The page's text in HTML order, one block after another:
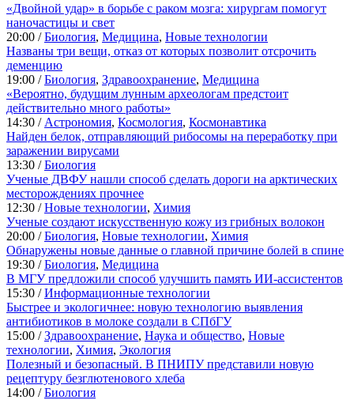
«Двойной удар» в борьбе с раком мозга: хирургам помогут
наночастицы и свет
20:00 /Биология, Медицина, Новые технологии
Названы три вещи, отказ от которых позволит отсрочить
деменцию
19:00 /Биология, Здравоохранение, Медицина
«Вероятно, будущим лунным археологам предстоит
действительно много работы»
14:30 / Астрономия, Космология, Космонавтика
Найден белок, отправляющий рибосомы на переработку при
заражении вирусами
13:30 /Биология
Ученые ДВФУ нашли способ сделать дороги на арктических
месторождениях прочнее
12:30 /Новые технологии, Химия
Ученые создают искусственную кожу из грибных волокон
20:00 /Биология, Новые технологии, Химия
Обнаружены новые данные о главной причине болей в спине
19:30 /Биология, Медицина
В МГУ предложили способ улучшить память ИИ-ассистентов
15:30 /Информационные технологии
Быстрее и экологичнее: новую технологию выявления
антибиотиков в молоке создали в СПбГУ
15:00 /Здравоохранение, Наука и общество, Новые
технологии, Химия, Экология
Полезный и безопасный. В ПНИПУ представили новую
рецептуру безглютенового хлеба
14:00 /Биология